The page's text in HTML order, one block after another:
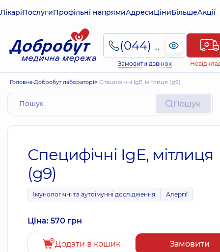
ЛікаріПослугиПрофільні напрямиАдресиЦіниБільшеАкції
(044) 495-2-888
Замовити дзвінок
Головна Добробут лабораторія Специфічні IgE, мітлиця (g9)
Пошук
Специфічні IgE, мітлиця
(g9)
Імунологічні та аутоімунні дослідження Алергії
Ціна: 570 грн
Додати в кошик Замовити